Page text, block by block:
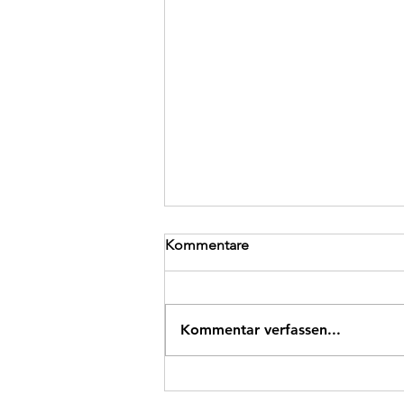
Kommentare
Kommentar verfassen...